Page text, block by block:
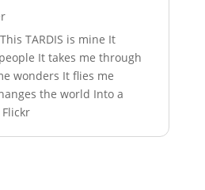
TARDIS is mine It
It takes me through
wonders It flies me
the world Into a